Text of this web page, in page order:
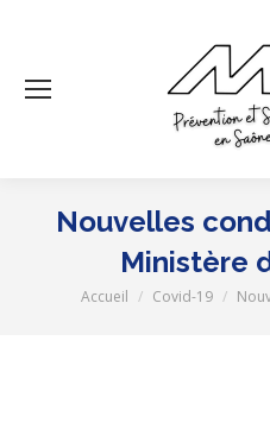
Nouvelles
Ministère
Vous êtes ici :
Accueil Covid-19